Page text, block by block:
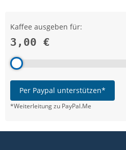
Kaffee ausgeben für:
3,00 €
Per Paypal unterstützen*
*Weiterleitung zu PayPal.Me